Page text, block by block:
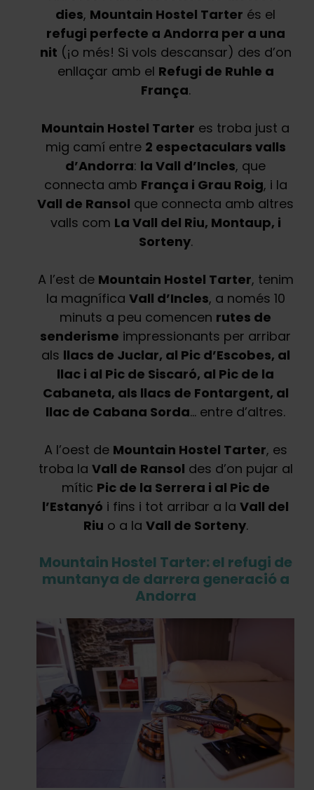
dies, Mountain Hostel Tarter és el
refugi perfecte a Andorra per a una
nit (¡o més! Si vols descansar) des d’on
enllaçar amb el Refugi de Ruhle a
França.
Mountain Hostel Tarter es troba just a
mig camí entre 2 espectaculars valls
d’Andorra: la Vall d’Incles, que
connecta amb França i Grau Roig, i la
Vall de Ransol que connecta amb altres
valls com La Vall del Riu, Montaup, i
Sorteny.
A l’est de Mountain Hostel Tarter, tenim
la magnífica Vall d’Incles, a només 10
minuts a peu comencen rutes de
senderisme impressionants per arribar
als llacs de Juclar, al Pic d’Escobes, al
llac i al Pic de Siscaró, al Pic de la
Cabaneta, als llacs de Fontargent, al
llac de Cabana Sorda… entre d’altres.
A l’oest de Mountain Hostel Tarter, es
troba la Vall de Ransol des d’on pujar al
mític Pic de la Serrera i al Pic de
l’Estanyó i fins i tot arribar a la Vall del
Riu o a la Vall de Sorteny.
Mountain Hostel Tarter: el refugi de
muntanya de darrera generació a
Andorra